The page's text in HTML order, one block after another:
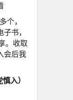
个，
书，
。收取
会后我
入）